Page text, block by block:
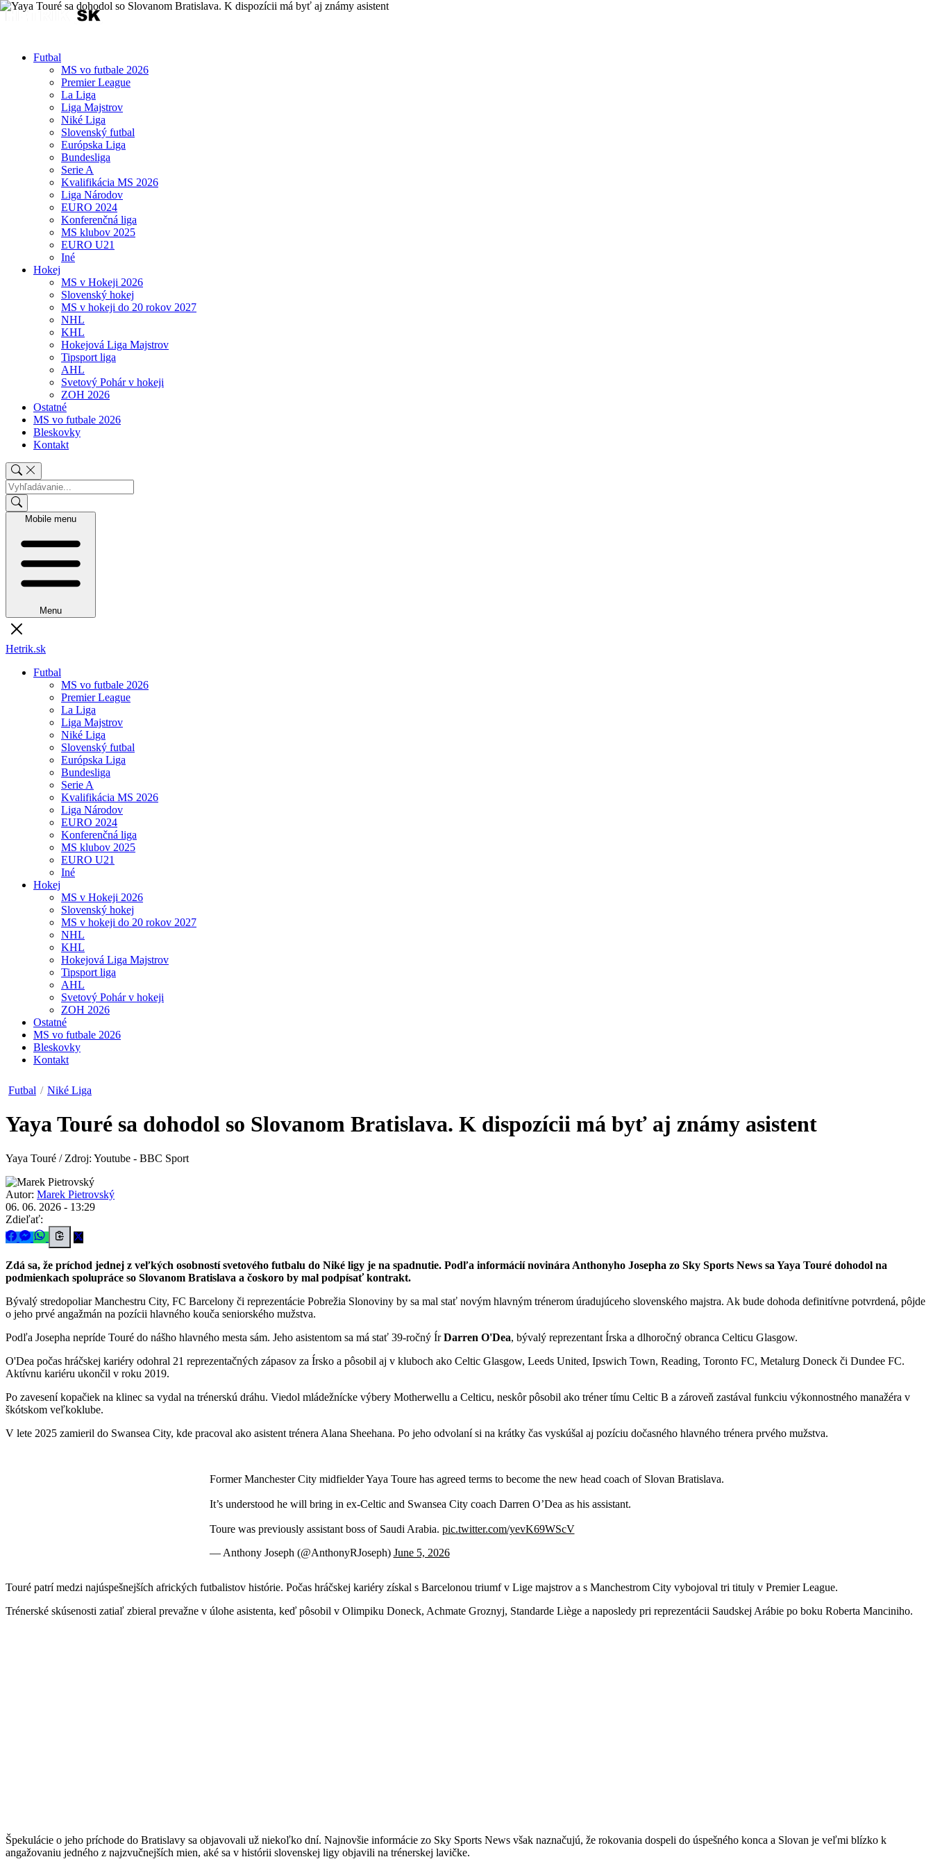
Futbal
MS vo futbale 2026
Premier League
La Liga
Liga Majstrov
Niké Liga
Slovenský futbal
Európska Liga
Bundesliga
Serie A
Kvalifikácia MS 2026
Liga Národov
EURO 2024
Konferenčná liga
MS klubov 2025
EURO U21
Iné
Hokej
MS v Hokeji 2026
Slovenský hokej
MS v hokeji do 20 rokov 2027
NHL
KHL
Hokejová Liga Majstrov
Tipsport liga
AHL
Svetový Pohár v hokeji
ZOH 2026
Ostatné
MS vo futbale 2026
Bleskovky
Kontakt
Mobile menu
Menu
Hetrik.sk
Futbal
MS vo futbale 2026
Premier League
La Liga
Liga Majstrov
Niké Liga
Slovenský futbal
Európska Liga
Bundesliga
Serie A
Kvalifikácia MS 2026
Liga Národov
EURO 2024
Konferenčná liga
MS klubov 2025
EURO U21
Iné
Hokej
MS v Hokeji 2026
Slovenský hokej
MS v hokeji do 20 rokov 2027
NHL
KHL
Hokejová Liga Majstrov
Tipsport liga
AHL
Svetový Pohár v hokeji
ZOH 2026
Ostatné
MS vo futbale 2026
Bleskovky
Kontakt
Futbal / Niké Liga
Yaya Touré sa dohodol so Slovanom Bratislava. K dispozícii má byť aj známy asistent
Yaya Touré / Zdroj: Youtube - BBC Sport
Autor: Marek Pietrovský
06. 06. 2026 - 13:29
Zdieľať:
Zdá sa, že príchod jednej z veľkých osobností svetového futbalu do Niké ligy je na spadnutie. Podľa informácií novinára Anthonyho Josepha zo Sky Sports News sa Yaya Touré dohodol na
podmienkach spolupráce so Slovanom Bratislava a čoskoro by mal podpísať kontrakt.
Bývalý stredopoliar Manchestru City, FC Barcelony či reprezentácie Pobrežia Slonoviny by sa mal stať novým hlavným trénerom úradujúceho slovenského majstra. Ak bude dohoda definitívne potvrdená, pôjde
o jeho prvé angažmán na pozícii hlavného kouča seniorského mužstva.
Podľa Josepha nepríde Touré do nášho hlavného mesta sám. Jeho asistentom sa má stať 39-ročný ÍrDarren O'Dea, bývalý reprezentant Írska a dlhoročný obranca Celticu Glasgow.
O'Dea počas hráčskej kariéry odohral 21 reprezentačných zápasov za Írsko a pôsobil aj v kluboch ako Celtic Glasgow, Leeds United, Ipswich Town, Reading, Toronto FC, Metalurg Doneck či Dundee FC.
Aktívnu kariéru ukončil v roku 2019.
Po zavesení kopačiek na klinec sa vydal na trénerskú dráhu. Viedol mládežnícke výbery Motherwellu a Celticu, neskôr pôsobil ako tréner tímu Celtic B a zároveň zastával funkciu výkonnostného manažéra v
škótskom veľkoklube.
V lete 2025 zamieril do Swansea City, kde pracoval ako asistent trénera Alana Sheehana. Po jeho odvolaní si na krátky čas vyskúšal aj pozíciu dočasného hlavného trénera prvého mužstva.
Former Manchester City midfielder Yaya Toure has agreed terms to become the new head coach of Slovan Bratislava.
It’s understood he will bring in ex-Celtic and Swansea City coach Darren O’Dea as his assistant.
Toure was previously assistant boss of Saudi Arabia. pic.twitter.com/yevK69WScV
— Anthony Joseph (@AnthonyRJoseph) June 5, 2026
Touré patrí medzi najúspešnejších afrických futbalistov histórie. Počas hráčskej kariéry získal s Barcelonou triumf v Lige majstrov a s Manchestrom City vybojoval tri tituly v Premier League.
Trénerské skúsenosti zatiaľ zbieral prevažne v úlohe asistenta, keď pôsobil v Olimpiku Doneck, Achmate Groznyj, Standarde Liège a naposledy pri reprezentácii Saudskej Arábie po boku Roberta Manciniho.
Špekulácie o jeho príchode do Bratislavy sa objavovali už niekoľko dní. Najnovšie informácie zo Sky Sports News však naznačujú, že rokovania dospeli do úspešného konca a Slovan je veľmi blízko k
angažovaniu jedného z najzvučnejších mien, aké sa v histórii slovenskej ligy objavili na trénerskej lavičke.